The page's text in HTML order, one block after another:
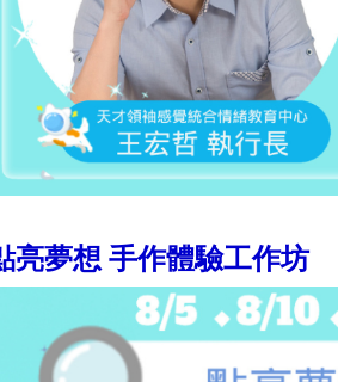
亮夢想 手作體驗工作坊